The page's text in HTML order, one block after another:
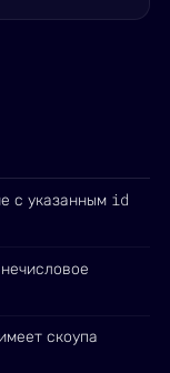
с указанным id
скоупа